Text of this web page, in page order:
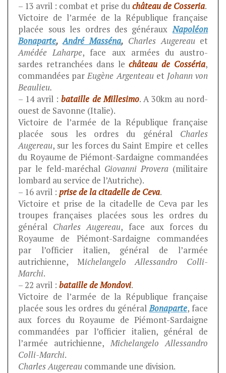
– 13 avril : combat et prise duchâteau de Cosseria.
Victoire de l’armée de la République française
placée sous les ordres des générauxNapoléon
Bonaparte,André Masséna, Charles Augereauet
Amédée Laharpe, face aux armées du austro-
sardes retranchées dans lechâteau de Cosséria,
commandées parEugène Argenteau etJohann von
Beaulieu.
– 14 avril :bataille de Millesimo. A 30km au nord-
ouest de Savonne (Italie).
Victoire de l’armée de la République française
placée sous les ordres du général Charles
Augereau, sur les forces du Saint Empire et celles
du Royaume de Piémont-Sardaigne commandées
par le feld-maréchal Giovanni Provera(militaire
lombard au service de l’Autriche).
– 16 avril :prise de la citadelle de Ceva.
Victoire et prise de la citadelle de Ceva par les
troupes françaises placées sous les ordres du
général Charles Augereau, face aux forces du
Royaume de Piémont-Sardaigne commandées
par l’officier italien, général de l’armée
autrichienne, Michelangelo Allessandro Colli-
Marchi.
– 22 avril :bataille de Mondovi.
Victoire de l’armée de la République française
placée sous les ordres du généralBonaparte, face
aux forces du Royaume de Piémont-Sardaigne
commandées par l’officier italien, général de
l’armée autrichienne,Michelangelo Allessandro
Colli-Marchi.
Charles Augereau commande une division.